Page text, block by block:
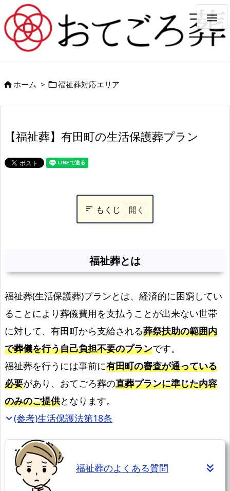

ホーム > 福祉葬対応エリア
【福祉葬】有田町の生活保護葬プラン
もくじ
福
葬
と
福
祉
葬
を
お
任
せ
く
だ
い！
田
福祉葬とは
福祉葬(生活保護葬)プランとは、経済的に困窮してい
ることにより葬儀費用を支払うことが出来ない世帯
に対して、有田町から支給される葬祭扶助の範囲内
で葬儀を行う自己負担不要のプランです。
福祉葬を行うには事前に有田町の審査が通っている
必要があり、おてごろ葬の直葬プランに準じた内容
のみのご提供となります。
expand_more(参考)生活保護法第18条
福祉葬のよくある質問